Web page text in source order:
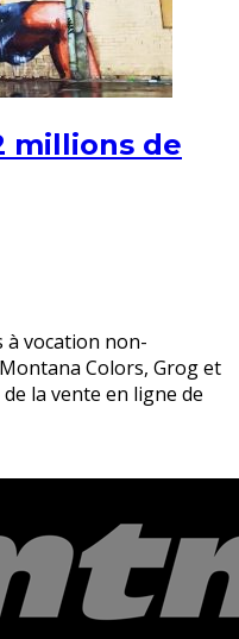
millions de
à vocation non-
Colors, Grog et
la vente en ligne de